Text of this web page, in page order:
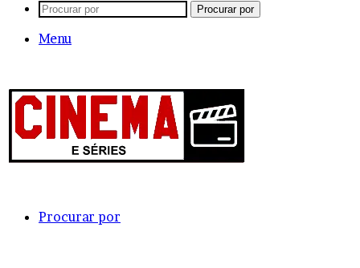
Procurar por
Menu
Procurar por